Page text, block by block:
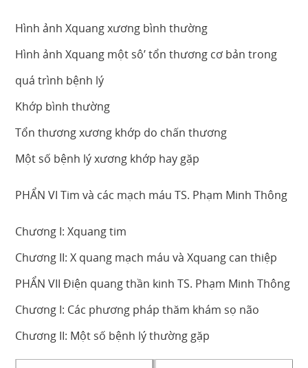
Hình ảnh Xquang xương bình thường
Hình ảnh Xquang một sô’ tổn thương cơ bản trong
quá trình bệnh lý
Khớp bình thường
Tổn thương xương khớp do chấn thương
Một số bệnh lý xương khớp hay gặp
PHẨN VI Tim và các mạch máu TS. Phạm Minh Thông
Chương I: Xquang tim
Chương II: X quang mạch máu và Xquang can thiệp
PHẨN VII Điện quang thần kinh TS. Phạm Minh Thông
Chương I: Các phương pháp thăm khám sọ não
Chương II: Một số bệnh lý thường gặp